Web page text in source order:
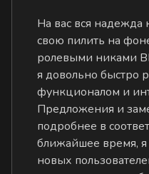
На вас вся
свою пилить на
ролевыми никами
я довольно быстро
функционалом и
Предложения и
подробнее в
ближайшее время, я
новых